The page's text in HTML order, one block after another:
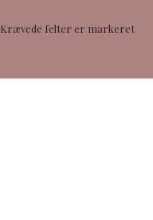
Krævede felter er markeret